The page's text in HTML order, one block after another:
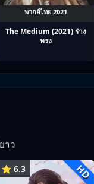
พากย์ไทย 2021
The Medium (2021) ร่าง
ทรง
าว
⭐ 6.3 HD